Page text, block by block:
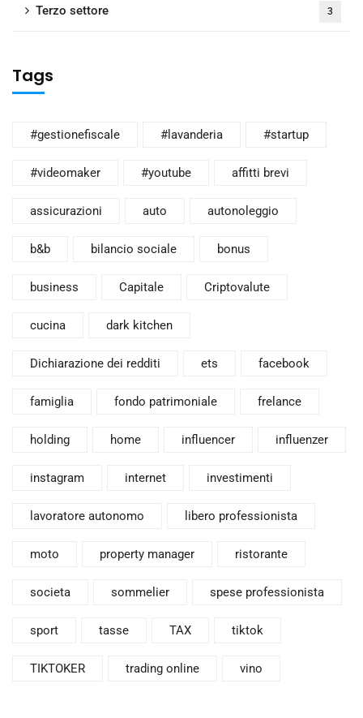
Terzo settore 3
Tags
#gestionefiscale #lavanderia #startup
#videomaker #youtube affitti brevi
assicurazioni auto autonoleggio
b&b bilancio sociale bonus
business Capitale Criptovalute
cucina dark kitchen
Dichiarazione dei redditi ets facebook
famiglia fondo patrimoniale frelance
holding home influencer influenzer
instagram internet investimenti
lavoratore autonomo libero professionista
moto property manager ristorante
societa sommelier spese professionista
sport tasse TAX tiktok
TIKTOKER trading online vino